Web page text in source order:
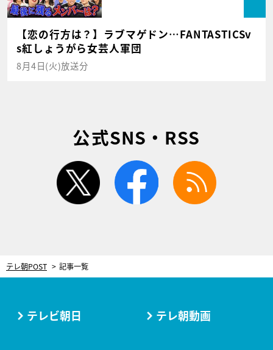
【恋の行方は？】ラブマゲドン…FANTASTICSv
s紅しょうがら女芸人軍団
8月4日(火)放送分
公式SNS・RSS
twitter facebook
テレ朝POST 記事一覧
テレビ朝日 テレ朝動画